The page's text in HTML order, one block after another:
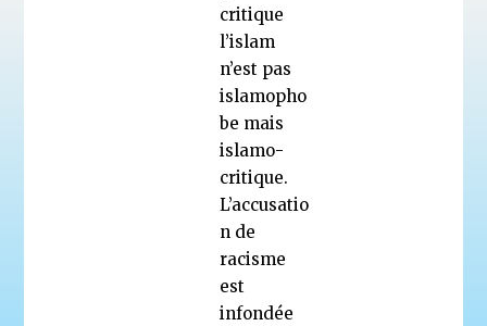
critique
l’islam
n’est pas
islamopho
be mais
islamo-
critique.
L’accusatio
n de
racisme
est
infondée